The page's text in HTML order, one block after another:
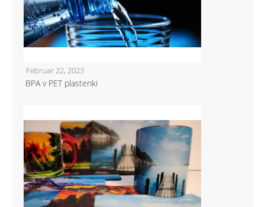
Februar 22, 2023
BPA v PET plastenki